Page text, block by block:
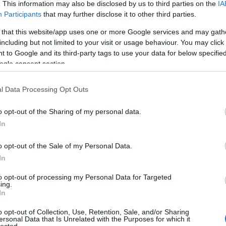
This information may also be disclosed by us to third parties on the
Participants that may further disclose it to other third parties.
that this website/app uses one or more Google services and may
but not limited to your visit or usage behaviour. You may
to Google and its third-party tags to use your data for below
consent section.
Data Processing Opt Outs
opt-out of the Sharing of my personal data.
opt-out of the Sale of my Personal Data.
opt-out of processing my Personal Data for Targeted
opt-out of Collection, Use, Retention, Sale, and/or Sharing
Data that Is Unrelated with the Purposes for which it
Dreher
1
dukkó
(